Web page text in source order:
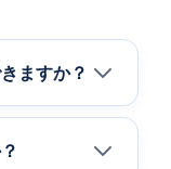
ますか？